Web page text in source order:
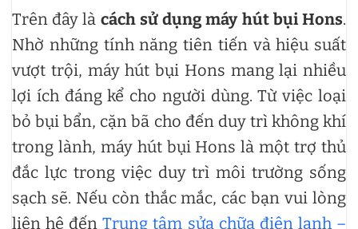
Trên đây là cách sử dụng máy hút bụi Hons.
Nhờ những tính năng tiên tiến và hiệu suất
vượt trội, máy hút bụi Hons mang lại nhiều
lợi ích đáng kể cho người dùng. Từ việc loại
bỏ bụi bẩn, cặn bã cho đến duy trì không khí
trong lành, máy hút bụi Hons là một trợ thủ
đắc lực trong việc duy trì môi trường sống
sạch sẽ. Nếu còn thắc mắc, các bạn vui lòng
liên hệ đến Trung tâm sửa chữa điện lạnh –